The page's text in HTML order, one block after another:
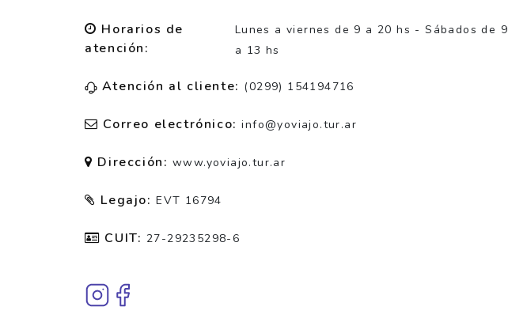
Horarios de
atención:
Lunes a viernes de 9 a 20 hs - Sábados de 9
a 13 hs
Atención al cliente: (0299) 154194716
Correo electrónico:info@yoviajo.tur.ar
Dirección:www.yoviajo.tur.ar
Legajo:EVT 16794
CUIT: 27-29235298-6